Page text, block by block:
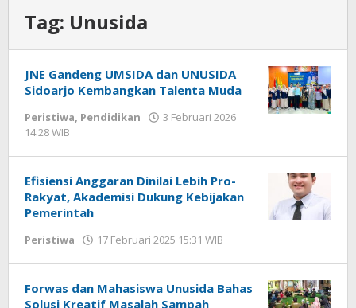
Tag: Unusida
JNE Gandeng UMSIDA dan UNUSIDA
Sidoarjo Kembangkan Talenta Muda
Peristiwa, Pendidikan
3 Februari 2026
14:28 WIB
Efisiensi Anggaran Dinilai Lebih Pro-
Rakyat, Akademisi Dukung Kebijakan
Pemerintah
Peristiwa 17 Februari 2025 15:31 WIB
Forwas dan Mahasiswa Unusida Bahas
Solusi Kreatif Masalah Sampah